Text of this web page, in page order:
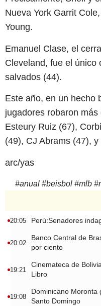
Nueva York Garrit
Young.
Emanuel Clase, el
Cleveland, fue el único
salvados (44).
Este año, en un hecho
jugadores robaron
Esteury Ruiz (67),
(49), CJ Abrams (47),
arc/yas
#anual #beisbol #mlb #
20:05 Perú:Senadores
20:02
Banco Central de
por ciento
19:21
Cinemateca de
Libro
19:08
Dominicano Moronta
Santo Domingo